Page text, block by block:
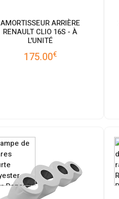
AMORTISSEUR ARRIÈRE
RENAULT CLIO 16S - À
L'UNITÉ
175.00€